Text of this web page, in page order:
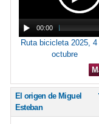
00:00
Ruta bicicleta 2025, 4
octubre
El origen de Miguel
Esteban